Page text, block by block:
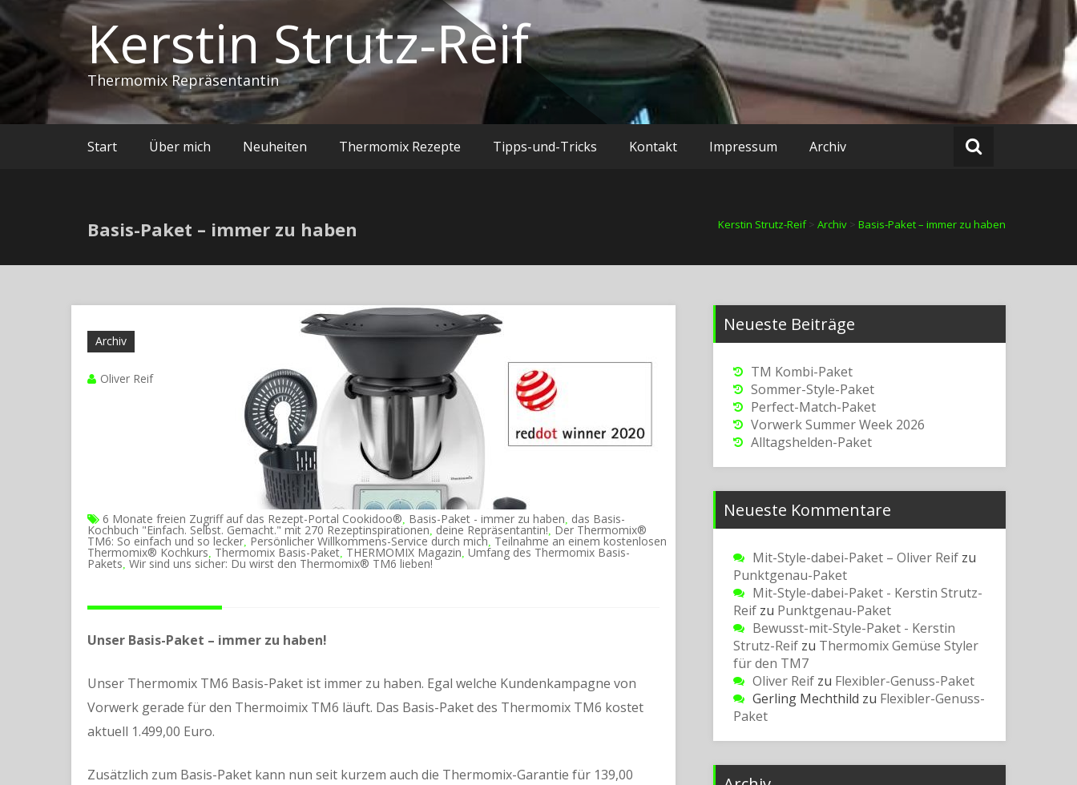
Kerstin Strutz-Reif
Thermomix Repräsentantin
Start Über mich Neuheiten Thermomix Rezepte Tipps-und-Tricks Kontakt Impressum Archiv
Basis-Paket – immer zu haben Kerstin Strutz-Reif> Archiv > Basis-Paket – immer zu haben
Archiv
Oliver Reif
6 Monate freien Zugriff auf das Rezept-Portal Cookidoo® Basis-Paket - immer zu haben das Basis-
Kochbuch "Einfach. Selbst. Gemacht." mit 270 Rezeptinspirationen deine Repräsentantin! Der Thermomix®
TM6: So einfach und so lecker Persönlicher Willkommens-Service durch mich Teilnahme an einem kostenlosen
Thermomix® Kochkurs Thermomix Basis-Paket THERMOMIX Magazin Umfang des Thermomix Basis-
Pakets Wir sind uns sicher: Du wirst den Thermomix® TM6 lieben!
Unser Basis-Paket – immer zu haben!
Unser Thermomix TM6 Basis-Paket ist immer zu haben. Egal welche Kundenkampagne von
Vorwerk gerade für den Thermoimix TM6 läuft. Das Basis-Paket des Thermomix TM6 kostet
aktuell 1.499,00 Euro.
Zusätzlich zum Basis-Paket kann nun seit kurzem auch die Thermomix-Garantie für 139,00
Neueste Beiträge
TM Kombi-Paket
Sommer-Style-Paket
Perfect-Match-Paket
Vorwerk Summer Week 2026
Alltagshelden-Paket
Neueste Kommentare
Mit-Style-dabei-Paket – Oliver Reifzu
Punktgenau-Paket
Mit-Style-dabei-Paket - Kerstin Strutz-
Reifzu Punktgenau-Paket
Bewusst-mit-Style-Paket - Kerstin
Strutz-Reifzu Thermomix Gemüse Styler
für den TM7
Oliver Reifzu Flexibler-Genuss-Paket
Gerling Mechthild zu Flexibler-Genuss-
Paket